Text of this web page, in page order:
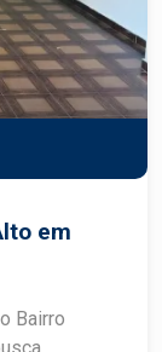
em
Bairro